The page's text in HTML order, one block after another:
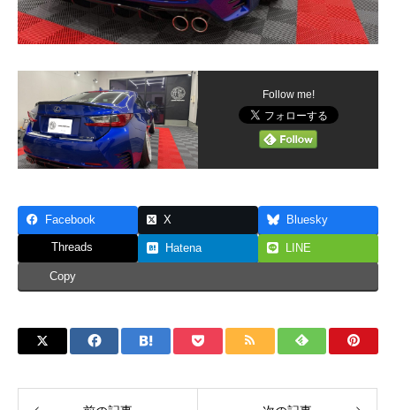
Follow me!
Facebook X Bluesky
Threads Hatena LINE
Copy